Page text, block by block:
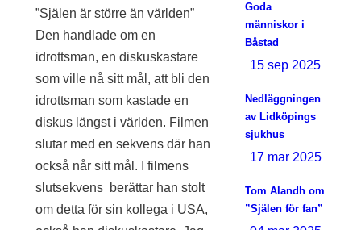
”Själen är större än världen”
Den handlade om en
idrottsman, en diskuskastare
som ville nå sitt mål, att bli den
idrottsman som kastade en
diskus längst i världen. Filmen
slutar med en sekvens där han
också når sitt mål. I filmens
slutsekvens berättar han stolt
om detta för sin kollega i USA,
Goda
människor i
Båstad
15 sep 2025
Nedläggningen
av Lidköpings
sjukhus
17 mar 2025
Tom Alandh om
”Själen för fan”